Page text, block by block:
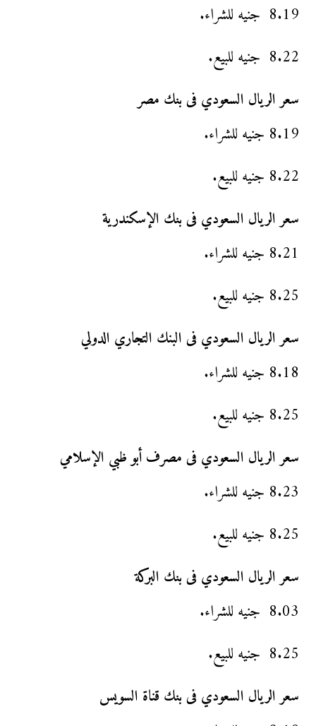
8.19 جنيه للشراء.
8.22 جنيه للبيع.
سعر الريال السعودي فى بنك مصر
8.19 جنيه للشراء.
8.22 جنيه للبيع.
سعر الريال السعودي فى بنك الإسكندرية
8.21 جنيه للشراء.
8.25 جنيه للبيع.
سعر الريال السعودي فى البنك التجاري الدولي
8.18 جنيه للشراء.
8.25 جنيه للبيع.
سعر الريال السعودي فى مصرف أبو ظبي الإسلامي
8.23 جنيه للشراء.
8.25 جنيه للبيع.
سعر الريال السعودي فى بنك البركة
8.03 جنيه للشراء.
8.25 جنيه للبيع.
سعر الريال السعودي فى بنك قناة السويس